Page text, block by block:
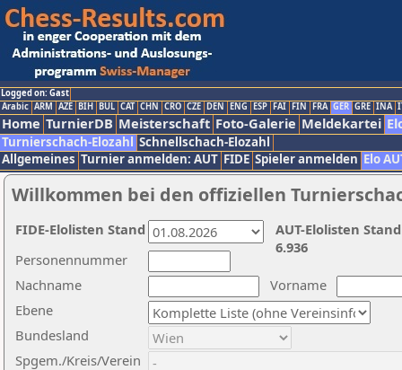
Logged on: Gast
Arabic ARM AZE BIH BUL CAT CHN CRO CZE DEN ENG ESP FAI FIN FRA GER GRE INA
Home TurnierDB Meisterschaft Foto-Galerie Meldekartei
Turnierschach-Elozahl Schnellschach-Elozahl
Allgemeines Turnier anmelden: AUT FIDE Spieler anmelden Elo
Willkommen bei den offiziellen
Nachname
Vorname
Ebene
Personennummer
Bundesland
Spgem./Kreis/Verein
AUT-Elolisten
6.936
FIDE-Elolisten Stand